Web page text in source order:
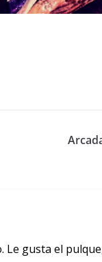
gusta el